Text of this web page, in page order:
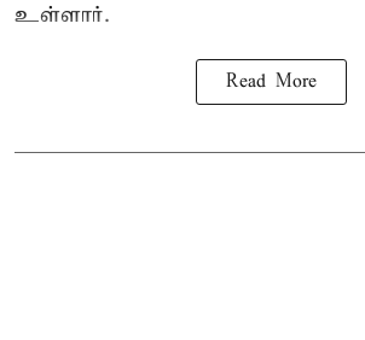
உள்ளார்.
Read More